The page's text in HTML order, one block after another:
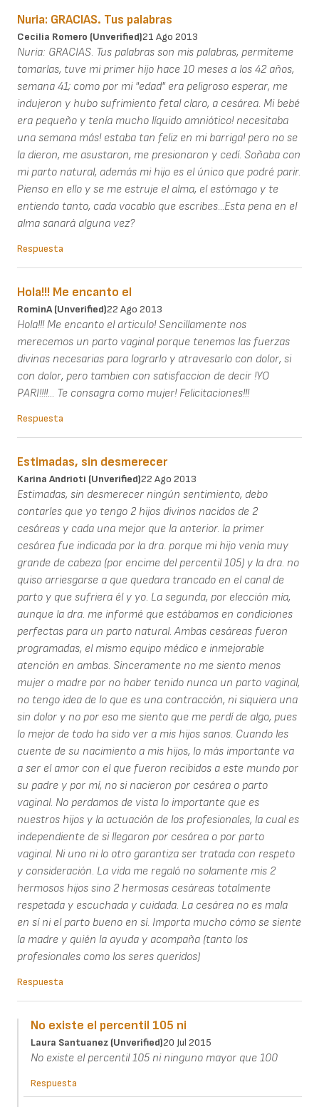
Nuria: GRACIAS. Tus palabras
Cecilia Romero (unverified)21 Ago 2013
Nuria: GRACIAS. Tus palabras son mis palabras, permíteme
tomarlas, tuve mi primer hijo hace 10 meses a los 42 años,
semana 41; como por mi "edad" era peligroso esperar, me
indujeron y hubo sufrimiento fetal claro, a cesárea. Mi bebé
era pequeño y tenía mucho líquido amniótico! necesitaba
una semana más! estaba tan feliz en mi barriga! pero no se
la dieron, me asustaron, me presionaron y cedí. Soñaba con
mi parto natural, además mi hijo es el único que podré parir.
Pienso en ello y se me estruje el alma, el estómago y te
entiendo tanto, cada vocablo que escribes...Esta pena en el
alma sanará alguna vez?
Respuesta
Hola!!! Me encanto el
RominA (unverified)22 Ago 2013
Hola!!! Me encanto el articulo! Sencillamente nos
merecemos un parto vaginal porque tenemos las fuerzas
divinas necesarias para lograrlo y atravesarlo con dolor, si
con dolor, pero tambien con satisfaccion de decir !YO
PARI!!!!... Te consagra como mujer! Felicitaciones!!!
Respuesta
Estimadas, sin desmerecer
Karina Andrioti (unverified)22 Ago 2013
Estimadas, sin desmerecer ningún sentimiento, debo
contarles que yo tengo 2 hijos divinos nacidos de 2
cesáreas y cada una mejor que la anterior. la primer
cesárea fue indicada por la dra. porque mi hijo venía muy
grande de cabeza (por encime del percentil 105) y la dra. no
quiso arriesgarse a que quedara trancado en el canal de
parto y que sufriera él y yo. La segunda, por elección mía,
aunque la dra. me informé que estábamos en condiciones
perfectas para un parto natural. Ambas cesáreas fueron
programadas, el mismo equipo médico e inmejorable
atención en ambas. Sinceramente no me siento menos
mujer o madre por no haber tenido nunca un parto vaginal,
no tengo idea de lo que es una contracción, ni siquiera una
sin dolor y no por eso me siento que me perdí de algo, pues
lo mejor de todo ha sido ver a mis hijos sanos. Cuando les
cuente de su nacimiento a mis hijos, lo más importante va
a ser el amor con el que fueron recibidos a este mundo por
su padre y por mí, no si nacieron por cesárea o parto
vaginal. No perdamos de vista lo importante que es
nuestros hijos y la actuación de los profesionales, la cual es
independiente de si llegaron por cesárea o por parto
vaginal. Ni uno ni lo otro garantiza ser tratada con respeto
y consideración. La vida me regaló no solamente mis 2
hermosos hijos sino 2 hermosas cesáreas totalmente
respetada y escuchada y cuidada. La cesárea no es mala
en sí ni el parto bueno en sí. Importa mucho cómo se siente
la madre y quién la ayuda y acompaña (tanto los
profesionales como los seres queridos)
Respuesta
No existe el percentil 105 ni
Laura Santuanez (unverified)20 Jul 2015
No existe el percentil 105 ni ninguno mayor que 100
Respuesta